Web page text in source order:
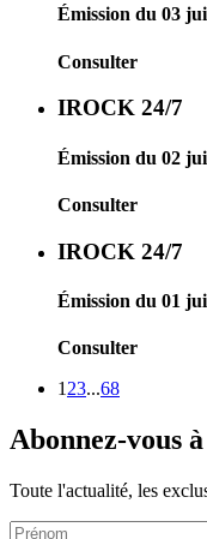
Émission du 03
Consulter
IROCK 24/7
Émission du 02
Consulter
IROCK 24/7
Émission du 01
Consulter
1 23...68
Abonnez-vous
Toute l'actualité, les